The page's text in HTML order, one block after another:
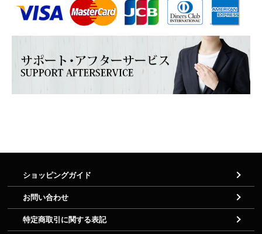
ショッピングガイド
お問い合わせ
特定商取引に関する表記